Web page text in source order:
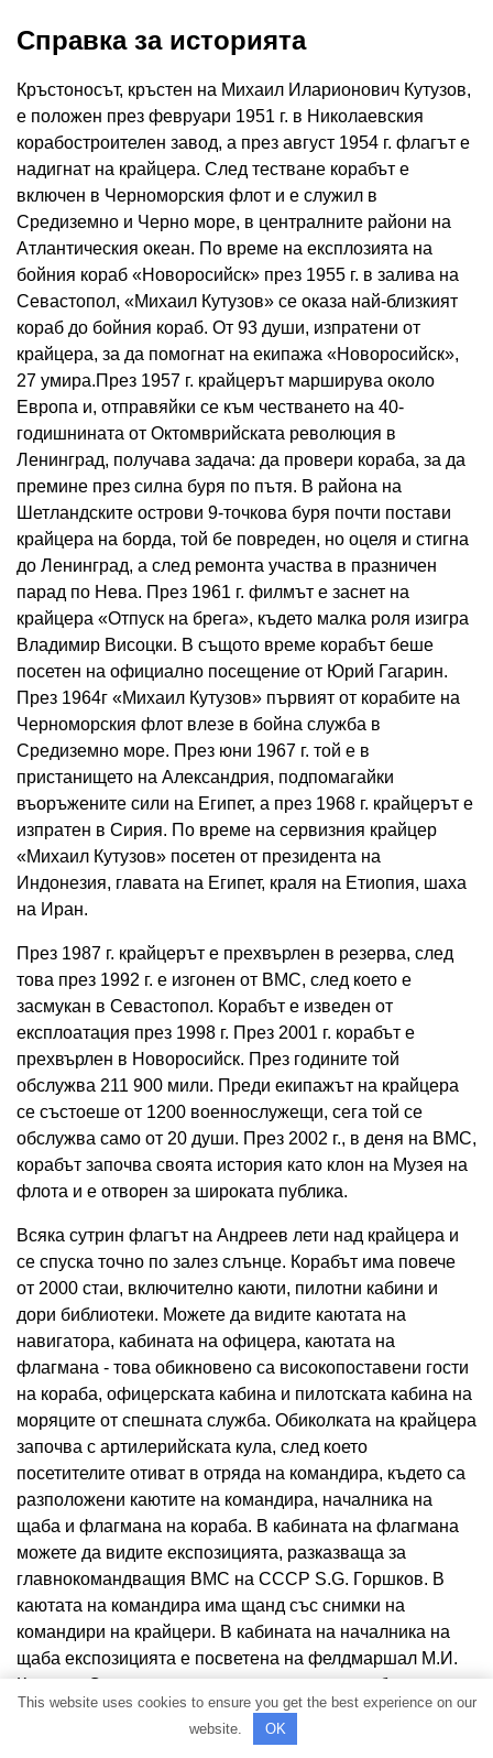
Справка за историята
Кръстоносът, кръстен на Михаил Иларионович Кутузов,
е положен през февруари 1951 г. в Николаевския
корабостроителен завод, а през август 1954 г. флагът е
надигнат на крайцера. След тестване корабът е
включен в Черноморския флот и е служил в
Средиземно и Черно море, в централните райони на
Атлантическия океан. По време на експлозията на
бойния кораб «Новоросийск» през 1955 г. в залива на
Севастопол, «Михаил Кутузов» се оказа най-близкият
кораб до бойния кораб. От 93 души, изпратени от
крайцера, за да помогнат на екипажа «Новоросийск»,
27 умира.През 1957 г. крайцерът марширува около
Европа и, отправяйки се към честването на 40-
годишнината от Октомврийската революция в
Ленинград, получава задача: да провери кораба, за да
премине през силна буря по пътя. В района на
Шетландските острови 9-точкова буря почти постави
крайцера на борда, той бе повреден, но оцеля и стигна
до Ленинград, а след ремонта участва в празничен
парад по Нева. През 1961 г. филмът е заснет на
крайцера «Отпуск на брега», където малка роля изигра
Владимир Висоцки. В същото време корабът беше
посетен на официално посещение от Юрий Гагарин.
През 1964г «Михаил Кутузов» първият от корабите на
Черноморския флот влезе в бойна служба в
Средиземно море. През юни 1967 г. той е в
пристанището на Александрия, подпомагайки
въоръжените сили на Египет, а през 1968 г. крайцерът е
изпратен в Сирия. По време на сервизния крайцер
«Михаил Кутузов» посетен от президента на
Индонезия, главата на Египет, краля на Етиопия, шаха
на Иран.
През 1987 г. крайцерът е прехвърлен в резерва, след
това през 1992 г. е изгонен от ВМС, след което е
засмукан в Севастопол. Корабът е изведен от
експлоатация през 1998 г. През 2001 г. корабът е
прехвърлен в Новоросийск. През годините той
обслужва 211 900 мили. Преди екипажът на крайцера
се състоеше от 1200 военнослужещи, сега той се
обслужва само от 20 души. През 2002 г., в деня на ВМС,
корабът започва своята история като клон на Музея на
флота и е отворен за широката публика.
Всяка сутрин флагът на Андреев лети над крайцера и
се спуска точно по залез слънце. Корабът има повече
от 2000 стаи, включително каюти, пилотни кабини и
дори библиотеки. Можете да видите каютата на
навигатора, кабината на офицера, каютата на
флагмана - това обикновено са високопоставени гости
на кораба, офицерската кабина и пилотската кабина на
моряците от спешната служба. Обиколката на крайцера
започва с артилерийската кула, след което
посетителите отиват в отряда на командира, където са
разположени каютите на командира, началника на
щаба и флагмана на кораба. В кабината на флагмана
можете да видите експозицията, разказваща за
главнокомандващия ВМС на СССР S.G. Горшков. В
каютата на командира има щанд със снимки на
командири на крайцери. В кабината на началника на
щаба експозицията е посветена на фелдмаршал М.И.
Кутузов. След проучване на основната калибърна кула,
обиколката продължава в пилотските кабини, където
можете да се запознаете с живота и моряците.
This website uses cookies to ensure you get the best experience on our
website.
OK